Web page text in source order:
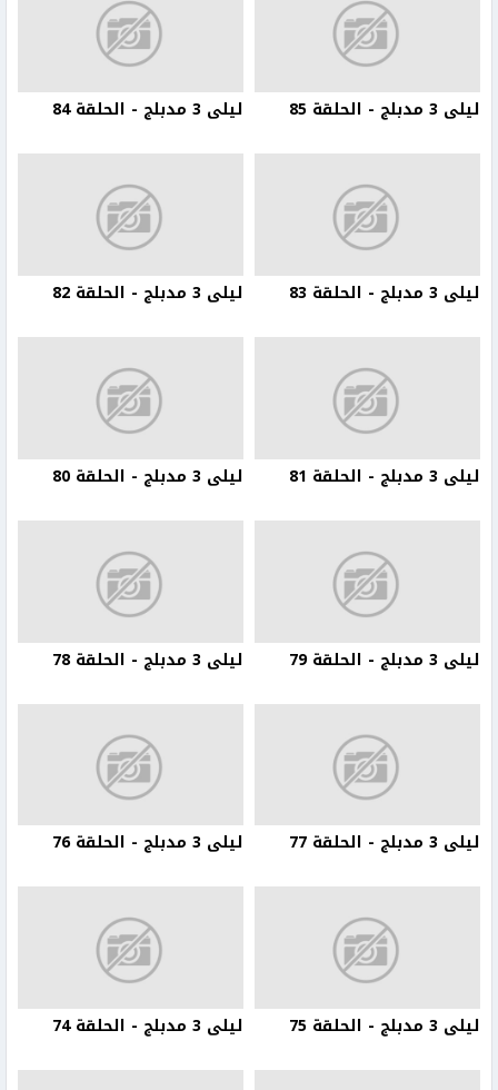
ليلى 3 مدبلج - الحلقة 85 ليلى 3 مدبلج - الحلقة 84
ليلى 3 مدبلج - الحلقة 83 ليلى 3 مدبلج - الحلقة 82
ليلى 3 مدبلج - الحلقة 81 ليلى 3 مدبلج - الحلقة 80
ليلى 3 مدبلج - الحلقة 79 ليلى 3 مدبلج - الحلقة 78
ليلى 3 مدبلج - الحلقة 77 ليلى 3 مدبلج - الحلقة 76
ليلى 3 مدبلج - الحلقة 75 ليلى 3 مدبلج - الحلقة 74